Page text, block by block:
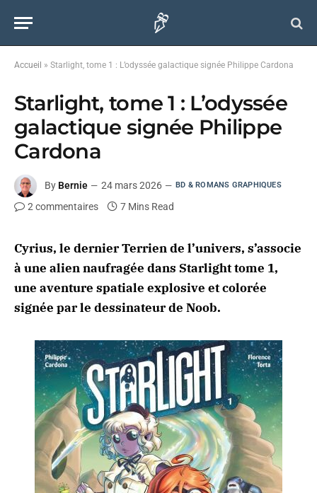
Accueil » Starlight, tome 1 : L’odyssée galactique signée Philippe Cardona
Starlight, tome 1 : L’odyssée
galactique signée Philippe
Cardona
By Bernie 24 mars 2026 BD & ROMANS GRAPHIQUES
2 commentaires 7 Mins Read
Cyrius, le dernier Terrien de l’univers, s’associe
à une alien naufragée dans Starlight tome 1,
une aventure spatiale explosive et colorée
signée par le dessinateur de Noob.